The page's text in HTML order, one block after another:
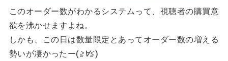
このオーダー数がわかるシステムって、視聴者の購買意
欲を沸かせますよね。
しかも、この日は数量限定とあってオーダー数の増える
勢いが凄かったー(≧∀≦)